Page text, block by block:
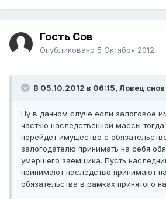
Гость Сов
Опубликовано 5 Октября 2012
В 05.10.2012 в 06:15, Ловец снов
Ну в данном случе если залоговое
частью наследственной массы
перейдет имущество с
залогодателю принимать на себя
умершего заемщика. Пусть
принимают наследство принимают
обязательства в рамках принятого